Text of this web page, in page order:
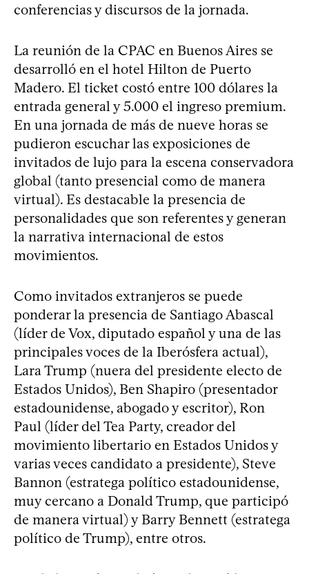
conferencias y discursos de la jornada.
La reunión de la CPAC en Buenos Aires se
desarrolló en el hotel Hilton de Puerto
Madero. El ticket costó entre 100 dólares la
entrada general y 5.000 el ingreso premium.
En una jornada de más de nueve horas se
pudieron escuchar las exposiciones de
invitados de lujo para la escena conservadora
global (tanto presencial como de manera
virtual). Es destacable la presencia de
personalidades que son referentes y generan
la narrativa internacional de estos
movimientos.
Como invitados extranjeros se puede
ponderar la presencia de Santiago Abascal
(líder de Vox, diputado español y una de las
principales voces de la Iberósfera actual),
Lara Trump (nuera del presidente electo de
Estados Unidos), Ben Shapiro (presentador
estadounidense, abogado y escritor), Ron
Paul (líder del Tea Party, creador del
movimiento libertario en Estados Unidos y
varias veces candidato a presidente), Steve
Bannon (estratega político estadounidense,
muy cercano a Donald Trump, que participó
de manera virtual) y Barry Bennett (estratega
político de Trump), entre otros.